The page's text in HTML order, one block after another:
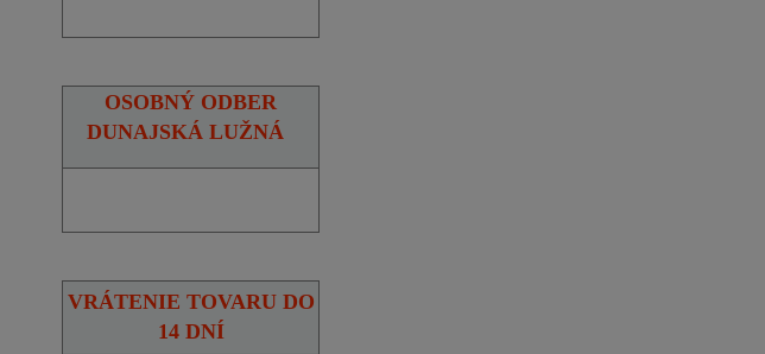
OSOBNÝ ODBER
DUNAJSKÁ LUŽNÁ
VRÁTENIE TOVARU DO
14 DNÍ